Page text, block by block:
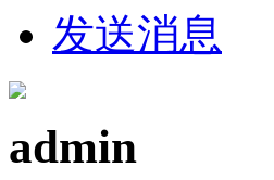
发送消息
admin